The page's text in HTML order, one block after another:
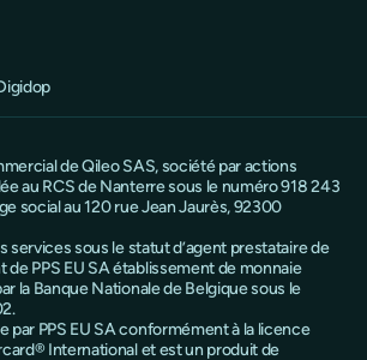
de Qileo SAS, société par actions
au RCS de Nanterre sous le numéro 918 243
social au 120 rue Jean Jaurès, 92300
services sous le statut d’agent prestataire de
de PPS EU SA établissement de monnaie
la Banque Nationale de Belgique sous le
par PPS EU SA conformément à la licence
International et est un produit de